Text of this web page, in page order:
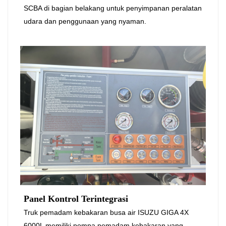
SCBA di bagian belakang untuk penyimpanan peralatan
udara dan penggunaan yang nyaman.
Panel Kontrol Terintegrasi
Truk pemadam kebakaran busa air ISUZU GIGA 4X